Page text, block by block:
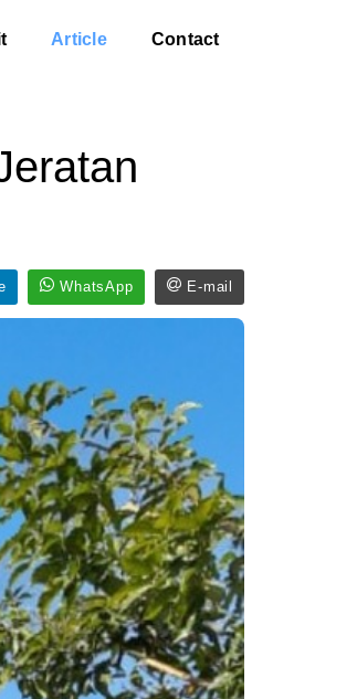
Article Contact
WhatsApp E-mail